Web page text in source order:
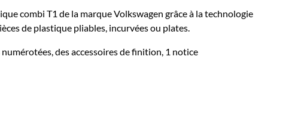
combi T1 de la marque Volkswagen grâce à la technologie
de plastique pliables, incurvées ou plates.
des accessoires de finition, 1 notice